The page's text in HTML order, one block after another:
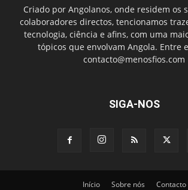
Criado por Angolanos, onde residem os
colaboradores directos, tencionamos
tecnologia, ciência e afins, com uma
tópicos que envolvam Angola. Entre
contacto@menosfios.com
SIGA-NOS
Início Sobre nós Contacto